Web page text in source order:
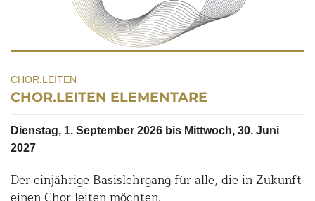
CHOR.LEITEN
CHOR.LEITEN ELEMENTARE
Dienstag, 1. September 2026 bis Mittwoch, 30. Juni
2027
Der einjährige Basislehrgang für alle, die in Zukunft